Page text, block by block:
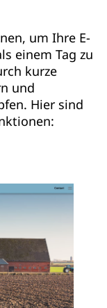
um Ihre E-
einem Tag zu
kurze
und
Hier sind